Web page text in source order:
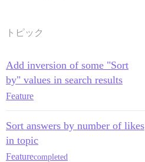
トピック
Add inversion of some "Sort
by" values in search results
Feature
Sort answers by number of likes
in topic
Featurecompleted